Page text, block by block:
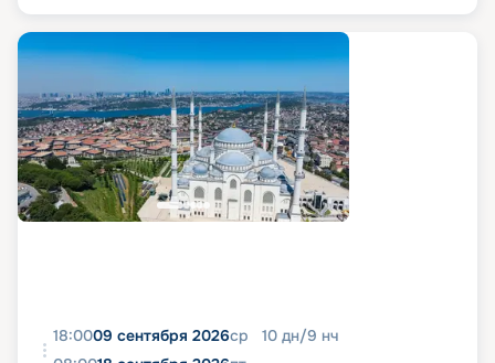
18:0009 сентября 2026ср 10 дн/9 нч